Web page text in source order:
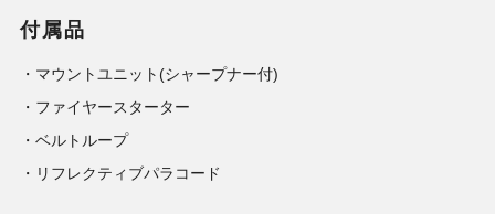
付属品
・マウントユニット(シャープナー付)
・ファイヤースターター
・ベルトループ
・リフレクティブパラコード